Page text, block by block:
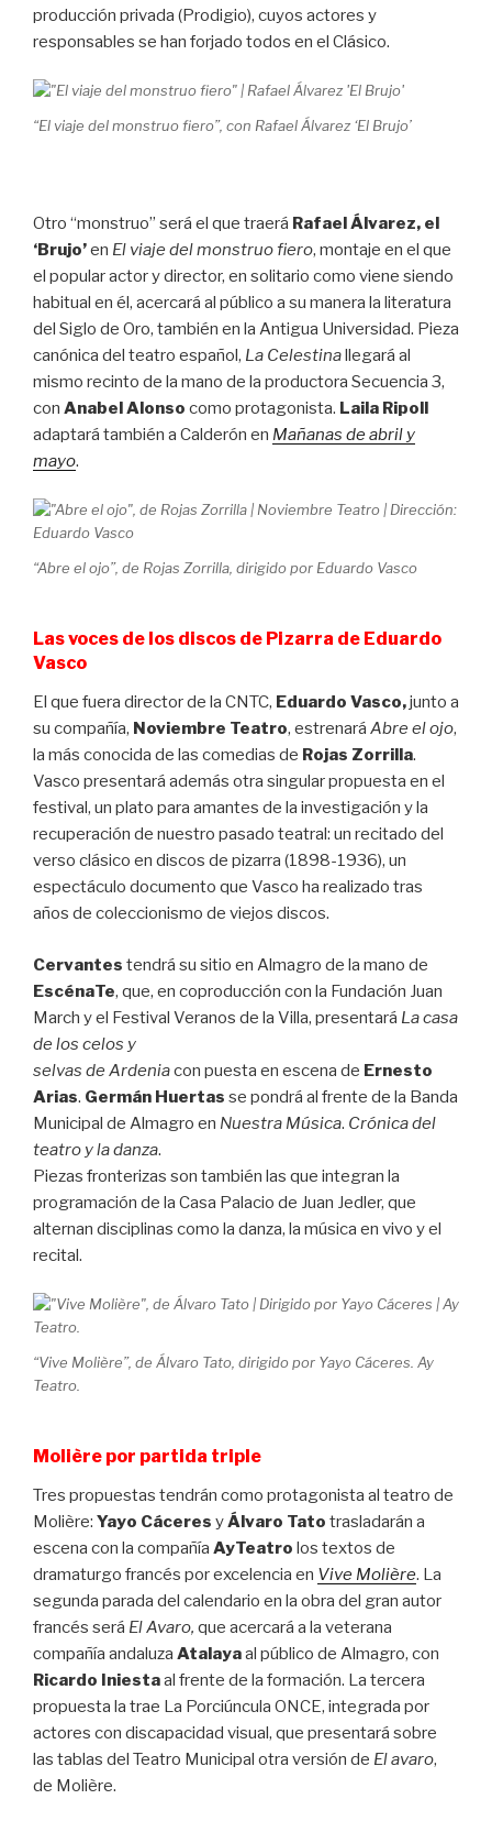
producción privada (Prodigio), cuyos actores y
responsables se han forjado todos en el Clásico.
“El viaje del monstruo fiero”, con Rafael Álvarez ‘El Brujo’
Otro “monstruo” será el que traerá Rafael Álvarez, el
‘Brujo’en El viaje del monstruo fiero, montaje en el que
el popular actor y director, en solitario como viene siendo
habitual en él, acercará al público a su manera la literatura
del Siglo de Oro, también en la Antigua Universidad. Pieza
canónica del teatro español, La Celestinallegará al
mismo recinto de la mano de la productora Secuencia 3,
con Anabel Alonso como protagonista. Laila Ripoll
adaptará también a Calderón en Mañanas de abril y
mayo.
“Abre el ojo”, de Rojas Zorrilla, dirigido por Eduardo Vasco
Las voces de los discos de Pizarra de Eduardo
Vasco
El que fuera director de la CNTC, Eduardo Vasco,junto a
su compañía, Noviembre Teatro, estrenará Abre el ojo,
la más conocida de las comedias de Rojas Zorrilla.
Vasco presentará además otra singular propuesta en el
festival, un plato para amantes de la investigación y la
recuperación de nuestro pasado teatral: un recitado del
verso clásico en discos de pizarra (1898-1936), un
espectáculo documento que Vasco ha realizado tras
años de coleccionismo de viejos discos.
Cervantes tendrá su sitio en Almagro de la mano de
EscénaTe, que, en coproducción con la Fundación Juan
March y el Festival Veranos de la Villa, presentará La casa
de los celos y
selvas de Ardeniacon puesta en escena de Ernesto
Arias. Germán Huertas se pondrá al frente de la Banda
Municipal de Almagro en Nuestra Música. Crónica del
teatro y la danza.
Piezas fronterizas son también las que integran la
programación de la Casa Palacio de Juan Jedler, que
alternan disciplinas como la danza, la música en vivo y el
recital.
“Vive Molière”, de Álvaro Tato, dirigido por Yayo Cáceres. Ay
Teatro.
Molière por partida triple
Tres propuestas tendrán como protagonista al teatro de
Molière: Yayo Cáceres yÁlvaro Tato trasladarán a
escena con la compañía AyTeatro los textos de
dramaturgo francés por excelencia en Vive Molière. La
segunda parada del calendario en la obra del gran autor
francés será El Avaro, que acercará a la veterana
compañía andaluza Atalayaal público de Almagro, con
Ricardo Iniestaal frente de la formación. La tercera
propuesta la trae La Porciúncula ONCE, integrada por
actores con discapacidad visual, que presentará sobre
las tablas del Teatro Municipal otra versión de El avaro,
de Molière.